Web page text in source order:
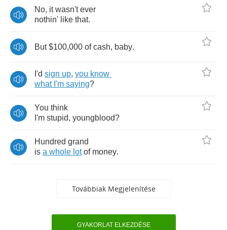
No, it wasn't ever
nothin' like that.
But$100,000 of cash, baby.
I'd sign up, you know
what I'm saying?
You think
I'm stupid, youngblood?
Hundred grand
is a whole lot of money.
Továbbiak Megjelenítése
GYAKORLAT ELKEZDÉSE